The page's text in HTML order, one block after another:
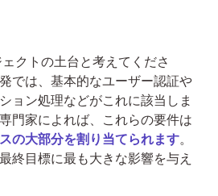
クトの土台と考えてくださ
では、基本的なユーザー認証や
ョン処理などがこれに該当しま
門家によれば、これらの要件は
の大部分を割り当てられます。
終目標に最も大きな影響を与え